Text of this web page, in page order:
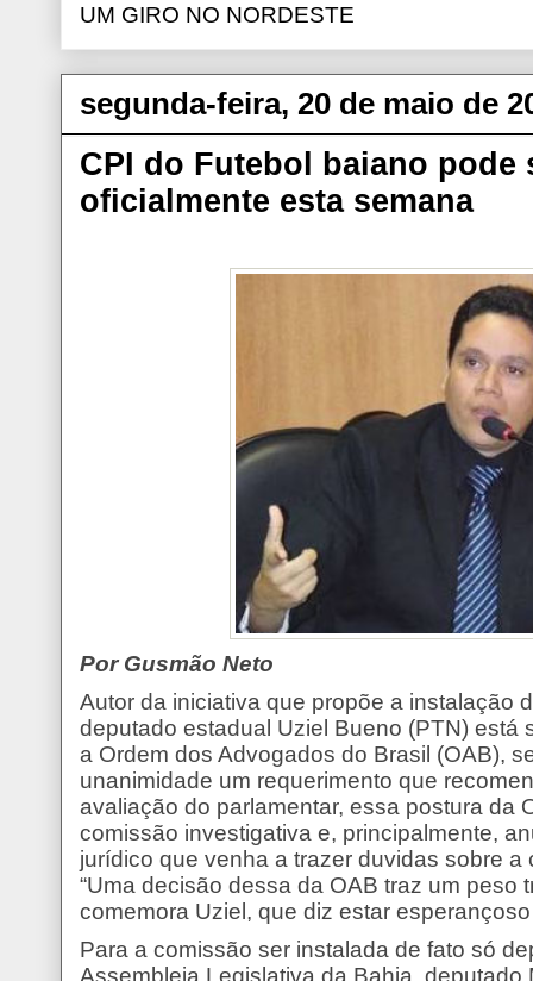
UM GIRO NO NORDESTE
segunda-feira, 20 de maio de
CPI do Futebol baiano pode
oficialmente esta semana
Por Gusmão Neto
Autor da iniciativa que propõe a instalação
deputado estadual Uziel Bueno (PTN) está
a Ordem dos Advogados do Brasil (OAB),
unanimidade um requerimento que
avaliação do parlamentar, essa postura da
comissão investigativa e, principalmente,
jurídico que venha a trazer duvidas sobre
“Uma decisão dessa da OAB traz um peso
comemora Uziel, que diz estar
Para a comissão ser instalada de fato só
Assembleia Legislativa da Bahia, deputado